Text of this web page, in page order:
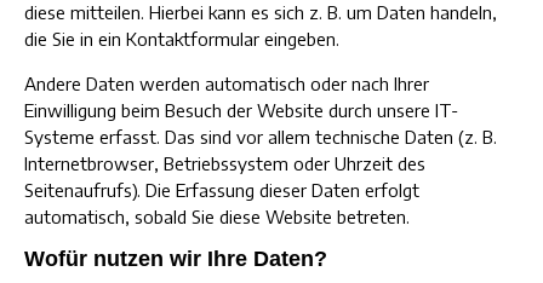
diese mitteilen. Hierbei kann es sich z. B. um Daten handeln,
die Sie in ein Kontaktformular eingeben.
Andere Daten werden automatisch oder nach Ihrer
Einwilligung beim Besuch der Website durch unsere IT-
Systeme erfasst. Das sind vor allem technische Daten (z. B.
Internetbrowser, Betriebssystem oder Uhrzeit des
Seitenaufrufs). Die Erfassung dieser Daten erfolgt
automatisch, sobald Sie diese Website betreten.
Wofür nutzen wir Ihre Daten?